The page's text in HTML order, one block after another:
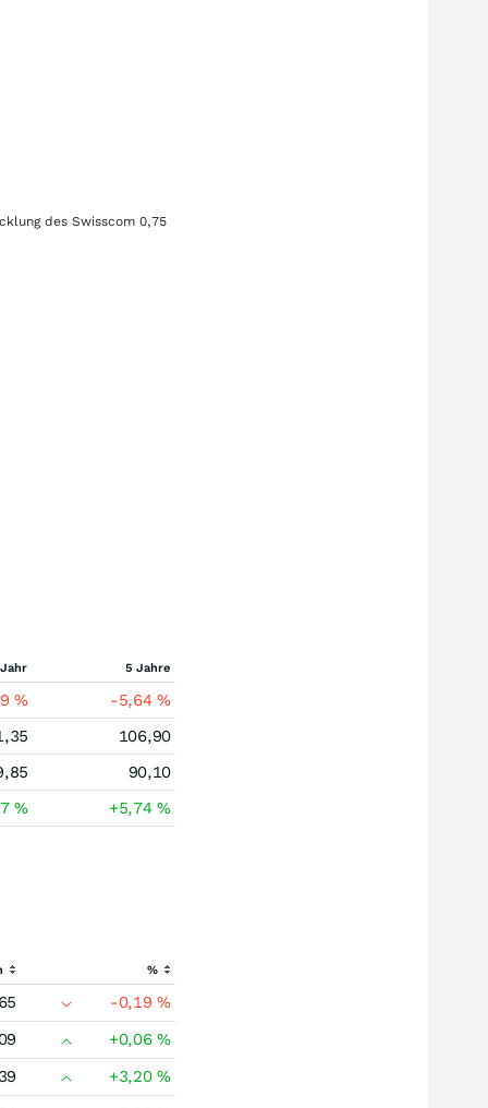
des Swisscom 0,75
5 Jahre
% -5,64%
106,90
90,10
% +5,74%
%
-0,19%
+0,06%
+3,20%